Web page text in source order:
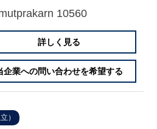
10560
詳しく見る
企業への問い合わせを希望する
）